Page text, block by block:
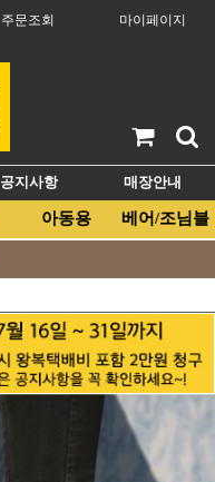
주문조회 마이페이지
공지사항 매장안내
아동용 베어/조님블